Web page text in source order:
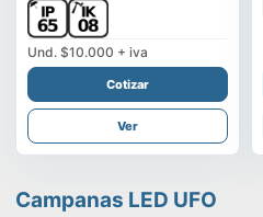
Und. $10.000 + iva
Cotizar
Ver
Campanas LED UFO